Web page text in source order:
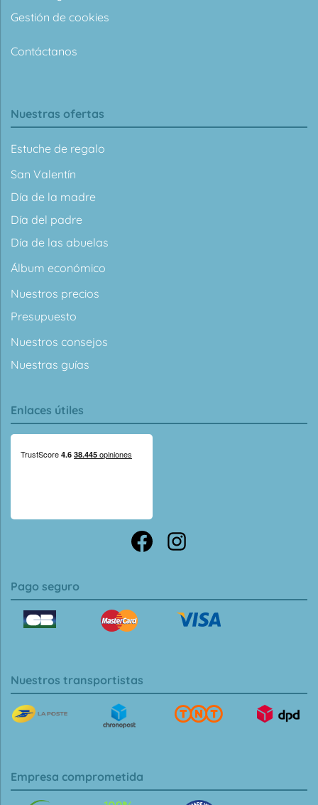
Gestión de cookies
Contáctanos
Nuestras ofertas
Estuche de regalo
San Valentín
Día de la madre
Día del padre
Día de las abuelas
Álbum económico
Nuestros precios
Presupuesto
Nuestros consejos
Nuestras guías
Enlaces útiles
Pago seguro
Nuestros transportistas
Empresa comprometida